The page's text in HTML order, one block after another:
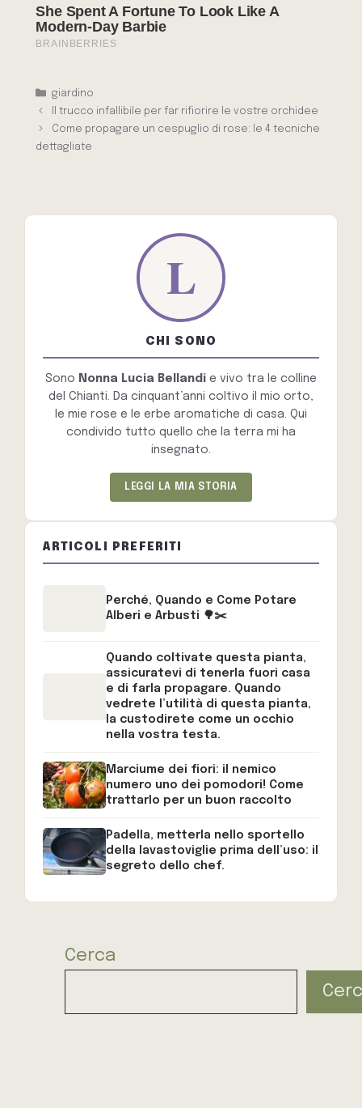
Categorie
giardino
Il trucco infallibile per far rifiorire le vostre orchidee
Come propagare un cespuglio di rose: le 4 tecniche
dettagliate
CHI SONO
Sono Nonna Lucia Bellandi e vivo tra le colline
del Chianti. Da cinquant’anni coltivo il mio orto,
le mie rose e le erbe aromatiche di casa. Qui
condivido tutto quello che la terra mi ha
insegnato.
LEGGI LA MIA STORIA
ARTICOLI PREFERITI
Perché, Quando e Come Potare
Alberi e Arbusti 🌳✂️
Quando coltivate questa pianta,
assicuratevi di tenerla fuori casa
e di farla propagare. Quando
vedrete l’utilità di questa pianta,
la custodirete come un occhio
nella vostra testa.
Marciume dei fiori: il nemico
numero uno dei pomodori! Come
trattarlo per un buon raccolto
Padella, metterla nello sportello
della lavastoviglie prima dell’uso: il
segreto dello chef.
Cerca